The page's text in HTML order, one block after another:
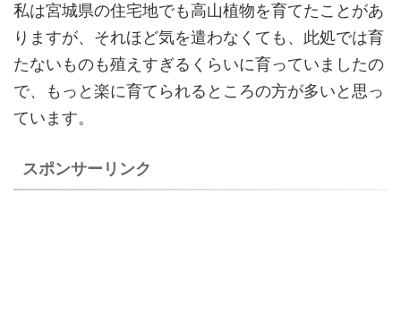
私は宮城県の住宅地でも高山植物を育てたことがあ
りますが、それほど気を遣わなくても、此処では育
たないものも殖えすぎるくらいに育っていましたの
で、もっと楽に育てられるところの方が多いと思っ
ています。
スポンサーリンク